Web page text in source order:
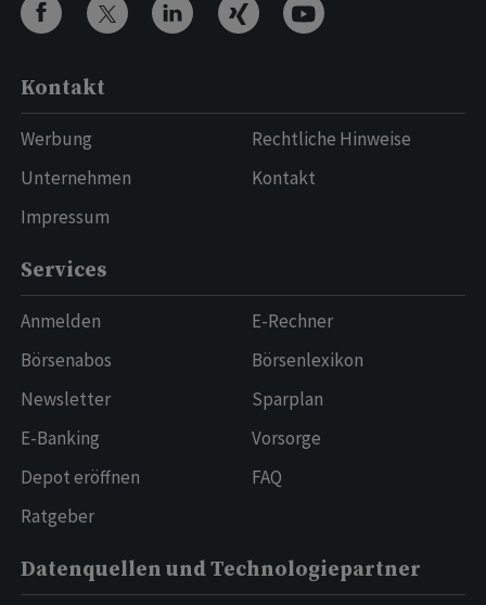
Kontakt
Werbung
Unternehmen
Impressum
Rechtliche Hinweise
Kontakt
Services
Anmelden
Börsenabos
Newsletter
E-Banking
Depot eröffnen
Ratgeber
E-Rechner
Börsenlexikon
Sparplan
Vorsorge
FAQ
Datenquellen und Technologiepartner